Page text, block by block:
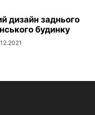
дизайн заднього
будинку